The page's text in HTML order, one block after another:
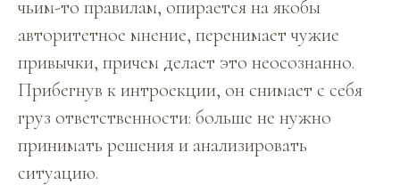
чьим-то правилам, опирается на якобы
авторитетное мнение, перенимает чужие
привычки, причем делает это неосознанно.
Прибегнув к интроекции, он снимает с себя
груз ответственности: больше не нужно
принимать решения и анализировать
ситуацию.